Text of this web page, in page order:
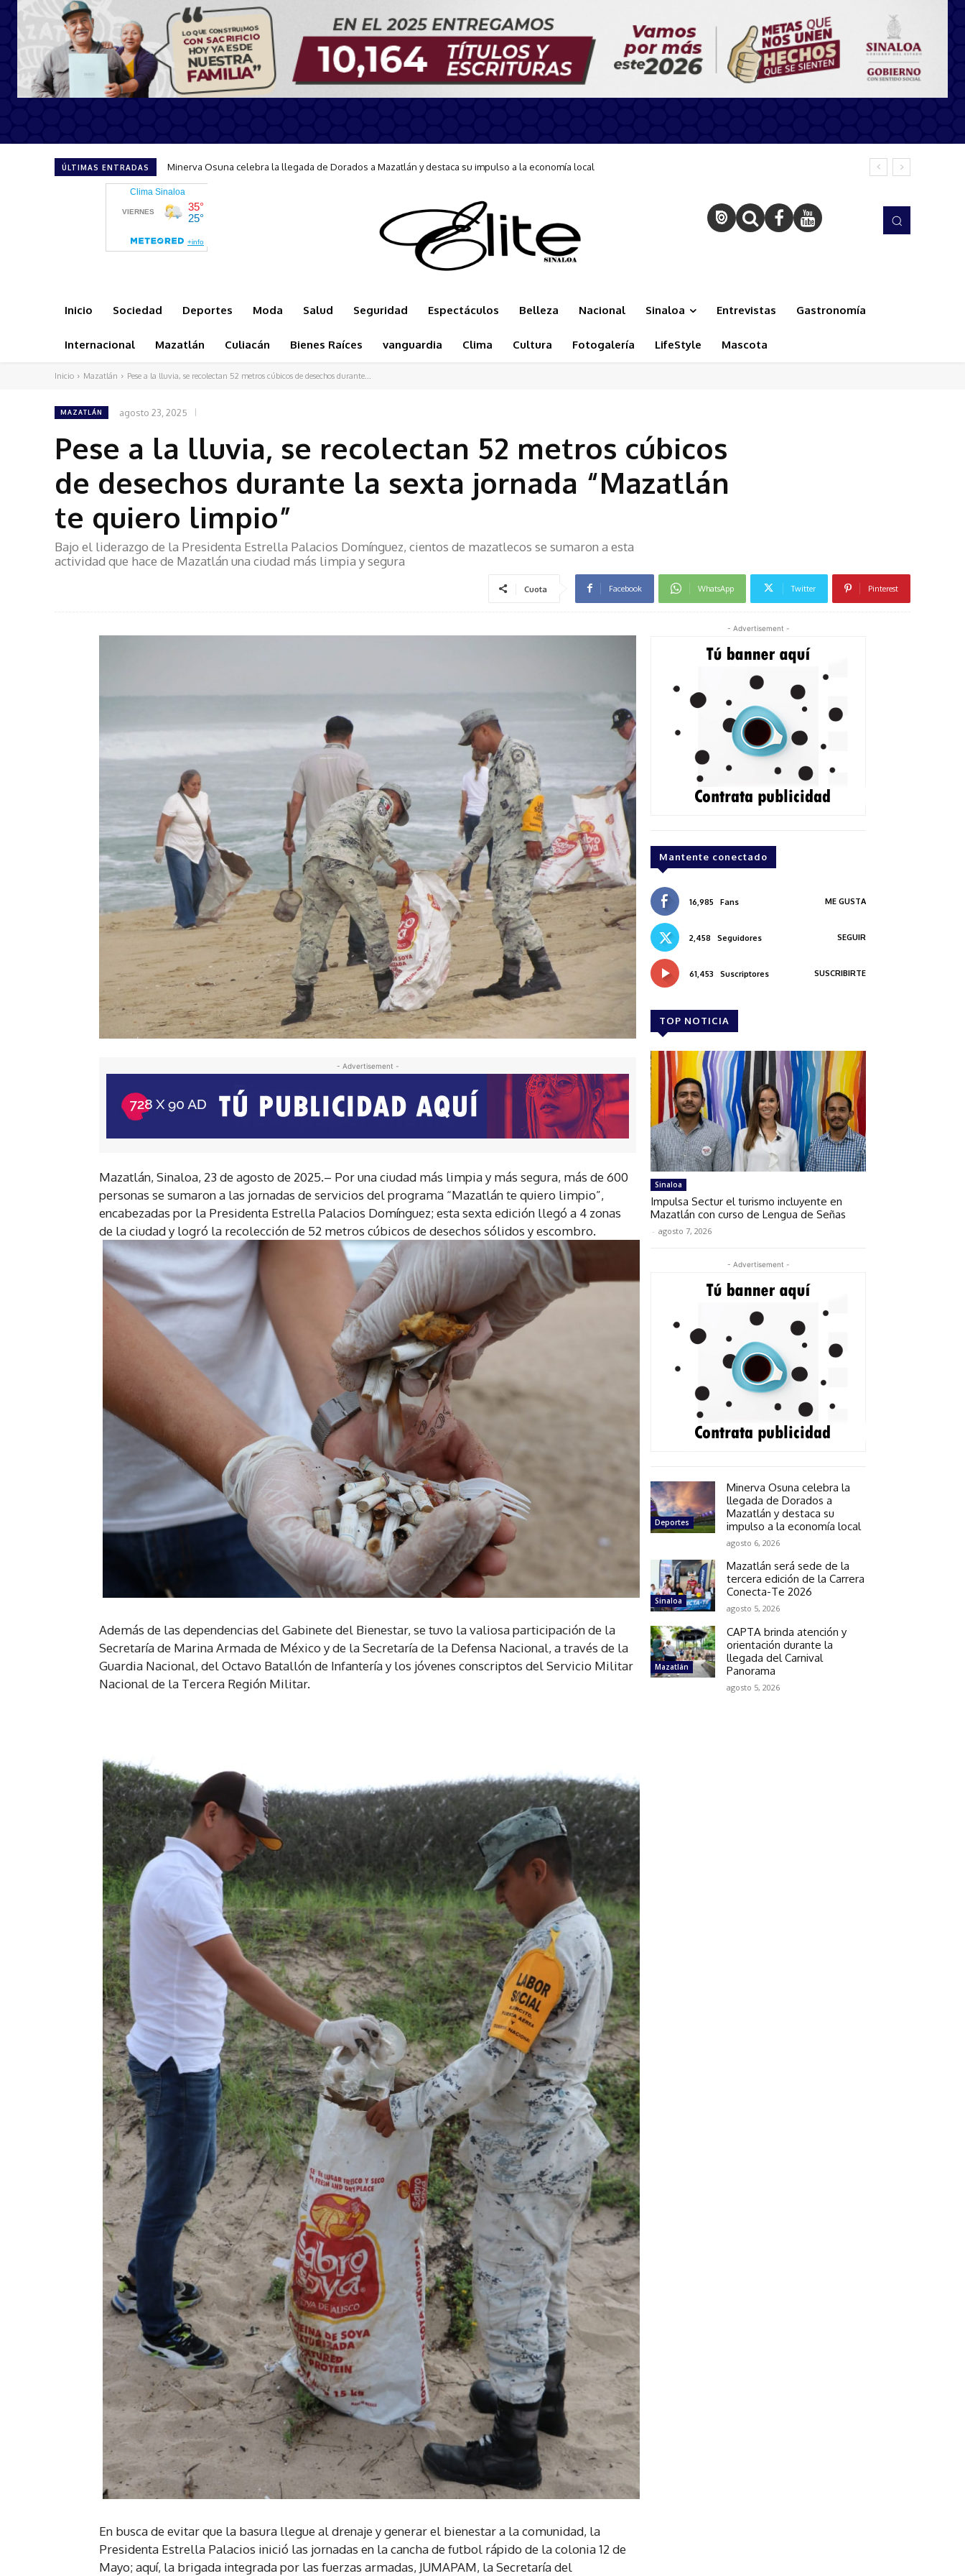
ÚLTIMAS ENTRADAS Mazatlán será sede de la tercera edición de la Carrera Conecta-Te 2026
Inicio Sociedad Deportes Moda Salud Seguridad Espectáculos Belleza Nacional Sinaloa Entrevistas Gastronomía
Internacional Mazatlán Culiacán Bienes Raíces vanguardia Clima Cultura Fotogalería LifeStyle Mascota
Inicio Mazatlán Pese a la lluvia, se recolectan 52 metros cúbicos de desechos durante...
MAZATLÁN agosto 23, 2025
Pese a la lluvia, se recolectan 52 metros cúbicos
de desechos durante la sexta jornada “Mazatlán
te quiero limpio”
Bajo el liderazgo de la Presidenta Estrella Palacios Domínguez, cientos de mazatlecos se sumaron a esta
actividad que hace de Mazatlán una ciudad más limpia y segura
Cuota Facebook WhatsApp Twitter Pinterest
- Advertisement -
Mazatlán, Sinaloa, 23 de agosto de 2025.– Por una ciudad más limpia y más segura, más de 600
personas se sumaron a las jornadas de servicios del programa “Mazatlán te quiero limpio”,
encabezadas por la Presidenta Estrella Palacios Domínguez; esta sexta edición llegó a 4 zonas
de la ciudad y logró la recolección de 52 metros cúbicos de desechos sólidos y escombro.
Además de las dependencias del Gabinete del Bienestar, se tuvo la valiosa participación de la
Secretaría de Marina Armada de México y de la Secretaría de la Defensa Nacional, a través de la
Guardia Nacional, del Octavo Batallón de Infantería y los jóvenes conscriptos del Servicio Militar
Nacional de la Tercera Región Militar.
En busca de evitar que la basura llegue al drenaje y generar el bienestar a la comunidad, la
Presidenta Estrella Palacios inició las jornadas en la cancha de futbol rápido de la colonia 12 de
Mayo; aquí, la brigada integrada por las fuerzas armadas, JUMAPAM, la Secretaría del
- Advertisement -
Mantente conectado
16,985 Fans ME GUSTA
2,458 Seguidores SEGUIR
61,453 Suscriptores SUSCRIBIRTE
TOP NOTICIA
Sinaloa
Impulsa Sectur el turismo incluyente en
Mazatlán con curso de Lengua de Señas
- agosto 7, 2026
- Advertisement -
Deportes
Minerva Osuna celebra la
llegada de Dorados a
Mazatlán y destaca su
impulso a la economía local
agosto 6, 2026
Sinaloa
Mazatlán será sede de la
tercera edición de la Carrera
Conecta-Te 2026
agosto 5, 2026
Mazatlán
CAPTA brinda atención y
orientación durante la
llegada del Carnival
Panorama
agosto 5, 2026